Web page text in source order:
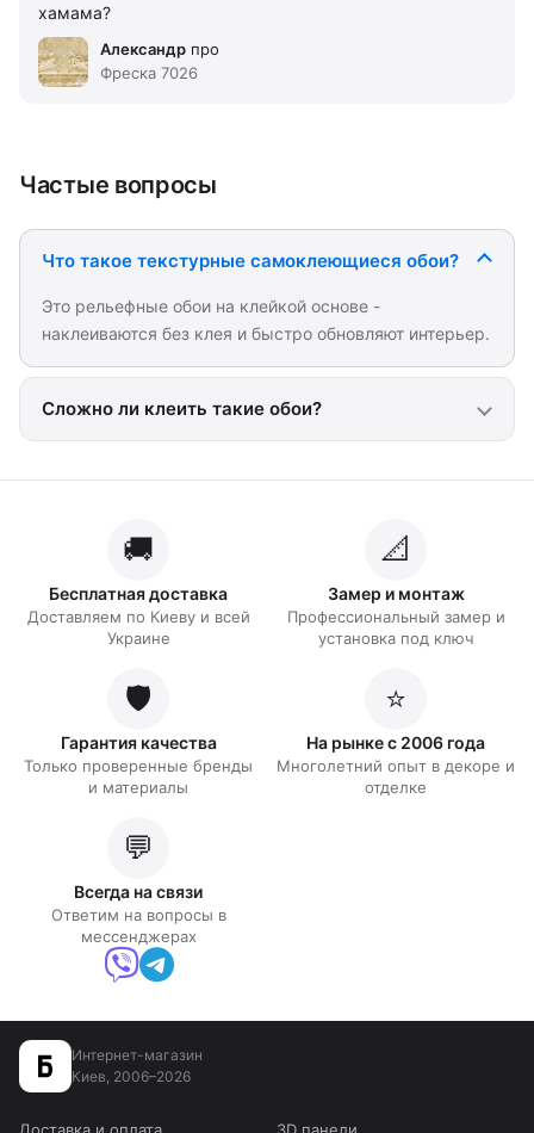
хамама?
Александр про
Фреска 7026
Частые вопросы
Что такое текстурные самоклеющиеся обои?
Это рельефные обои на клейкой основе -
наклеиваются без клея и быстро обновляют интерьер.
Сложно ли клеить такие обои?
🚚
Бесплатная доставка
Доставляем по Киеву и всей
Украине
📐
Замер и монтаж
Профессиональный замер и
установка под ключ
🛡️
Гарантия качества
Только проверенные бренды
и материалы
⭐
На рынке с 2006 года
Многолетний опыт в декоре и
отделке
💬
Всегда на связи
Ответим на вопросы в
мессенджерах
Интернет-магазин
Киев, 2006–2026
Доставка и оплата 3D панели